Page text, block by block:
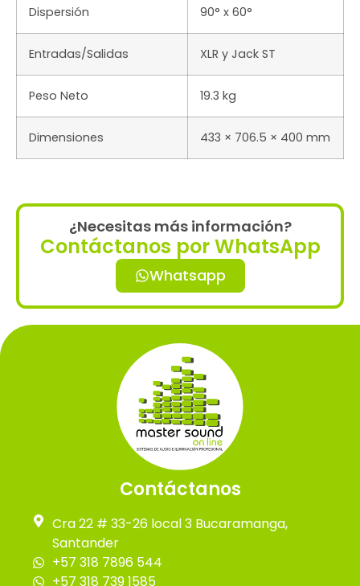
Dispersión 90° x 60°
Entradas/Salidas XLR y Jack ST
Peso Neto 19.3 kg
Dimensiones 433 × 706.5 × 400 mm
¿Necesitas más información?
Contáctanos por WhatsApp
Whatsapp
Contáctanos
Cra 22 # 33-26 local 3 Bucaramanga,
Santander
+57 318 7896 544
+57 318 739 1585